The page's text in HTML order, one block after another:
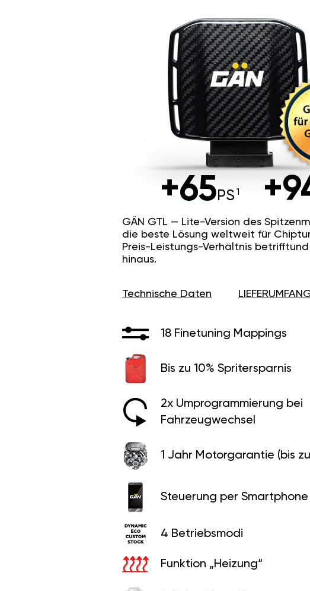
+65 PS
GÄN GTL — Lite-Version des
die beste Lösung weltweit für
Preis-Leistungs-Verhältnis
hinaus.
Technische Daten
18 Finetuning Mappings
Bis zu 10% Spritersparnis
2x Umprogrammierung bei
Fahrzeugwechsel
1 Jahr Motorgarantie (bis
Steuerung per Smartphone
4 Betriebsmodi
Funktion „Heizung“